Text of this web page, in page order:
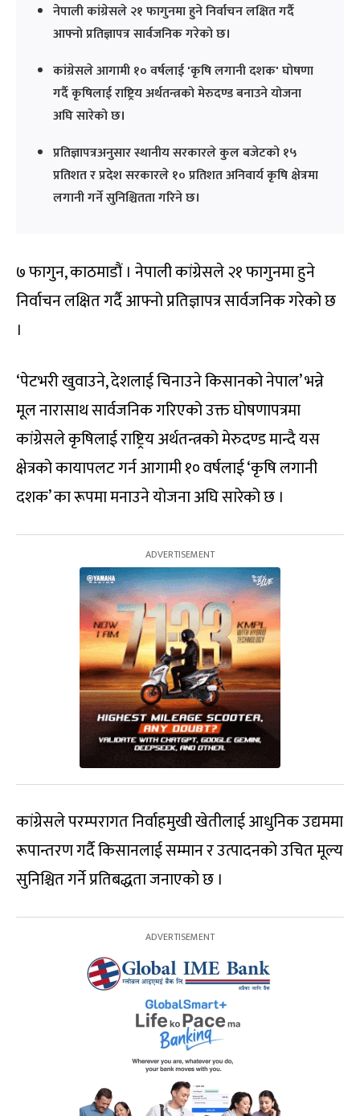
नेपाली कांग्रेसले २१ फागुनमा हुने निर्वाचन लक्षित गर्दै
आफ्नो प्रतिज्ञापत्र सार्वजनिक गरेको छ।
कांग्रेसले आगामी १० वर्षलाई 'कृषि लगानी दशक' घोषणा
गर्दै कृषिलाई राष्ट्रिय अर्थतन्त्रको मेरुदण्ड बनाउने योजना
अघि सारेको छ।
प्रतिज्ञापत्रअनुसार स्थानीय सरकारले कुल बजेटको १५
प्रतिशत र प्रदेश सरकारले १० प्रतिशत अनिवार्य कृषि क्षेत्रमा
लगानी गर्ने सुनिश्चितता गरिने छ।
७ फागुन, काठमाडौं । नेपाली कांग्रेसले २१ फागुनमा हुने
निर्वाचन लक्षित गर्दै आफ्नो प्रतिज्ञापत्र सार्वजनिक गरेको छ
।
‘पेटभरी खुवाउने, देशलाई चिनाउने किसानको नेपाल’ भन्ने
मूल नारासाथ सार्वजनिक गरिएको उक्त घोषणापत्रमा
कांग्रेसले कृषिलाई राष्ट्रिय अर्थतन्त्रको मेरुदण्ड मान्दै यस
क्षेत्रको कायापलट गर्न आगामी १० वर्षलाई ‘कृषि लगानी
दशक’ का रूपमा मनाउने योजना अघि सारेको छ ।
कांग्रेसले परम्परागत निर्वाहमुखी खेतीलाई आधुनिक उद्यममा
रूपान्तरण गर्दै किसानलाई सम्मान र उत्पादनको उचित मूल्य
सुनिश्चित गर्ने प्रतिबद्धता जनाएको छ ।